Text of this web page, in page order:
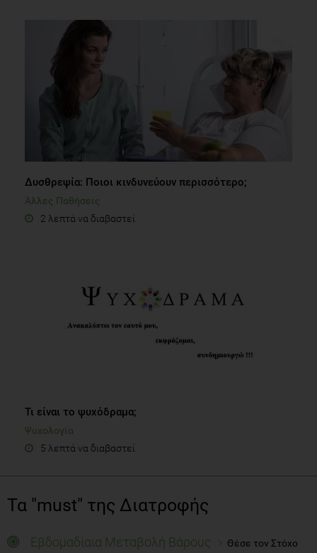
Δυσθρεψία: Ποιοι κινδυνεύουν περισσότερο;
Άλλες Παθήσεις
2 λεπτά να διαβαστεί
Τι είναι το ψυχόδραμα;
Ψυχολογία
5 λεπτά να διαβαστεί
Τα "must" της Διατροφής
Εβδομαδίαια Μεταβολή Βάρους Θέσε τον Στόχο